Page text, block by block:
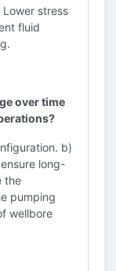
stress
fluid
over time
b)
long-
the
pumping
wellbore